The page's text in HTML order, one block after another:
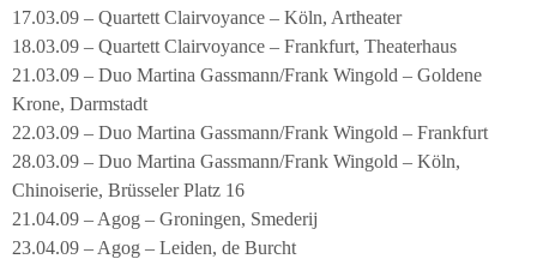
17.03.09 – Quartett Clairvoyance – Köln, Artheater
18.03.09 – Quartett Clairvoyance – Frankfurt, Theaterhaus
21.03.09 – Duo Martina Gassmann/Frank Wingold – Goldene
Krone, Darmstadt
22.03.09 – Duo Martina Gassmann/Frank Wingold – Frankfurt
28.03.09 – Duo Martina Gassmann/Frank Wingold – Köln,
Chinoiserie, Brüsseler Platz 16
21.04.09 – Agog – Groningen, Smederij
23.04.09 – Agog – Leiden, de Burcht